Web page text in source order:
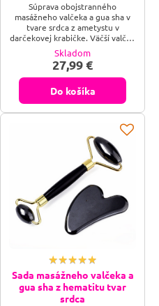
Súprava obojstranného
masážneho valčeka a gua sha v
tvare srdca z ametystu v
darčekovej krabičke. Väčší valček
je určený na masáž končatín a
chrbta, menší valček slúži na
masáž tváre. Najprv chladivý
dotyk kameňa pôsobí na koži
naozaj krásnym pocitom, poslúži
na úľavu pri bolestiach hlavy
alebo pri pocite ťažkých viečok
po rannom prebudení, a po chvíli
masírovania vás odmení hrejivým
teplom.
Skladom
27,99 €
Do košíka
Sada masážneho valčeka a
gua sha z hematitu tvar
srdca